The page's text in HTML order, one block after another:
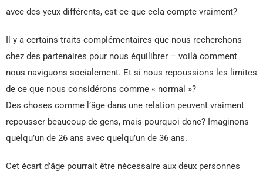
avec des yeux différents, est-ce que cela compte vraiment?
Il y a certains traits complémentaires que nous recherchons
chez des partenaires pour nous équilibrer – voilà comment
nous naviguons socialement. Et si nous repoussions les limites
de ce que nous considérons comme « normal »?
Des choses comme l’âge dans une relation peuvent vraiment
repousser beaucoup de gens, mais pourquoi donc? Imaginons
quelqu’un de 26 ans avec quelqu’un de 36 ans.
Cet écart d’âge pourrait être nécessaire aux deux personnes